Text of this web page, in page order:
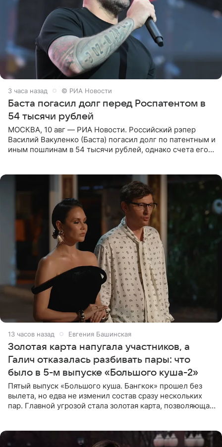
3 часа назад © РИА Новости
Баста погасил долг перед Роспатентом в
54 тысячи рублей
МОСКВА, 10 авг — РИА Новости. Российский рэпер
Василий Вакуленко (Баста) погасил долг по патентным и
иным пошлинам в 54 тысячи рублей, однако счета его
13 часов назад Евгения Башинская
Золотая карта напугала участников, а
Галич отказалась разбивать пары: что
было в 5-м выпуске «Большого куша-2»
Пятый выпуск «Большого куша. Бангкок» прошел без
вылета, но едва не изменил состав сразу нескольких
пар. Главной угрозой стала золотая карта, позволяющая